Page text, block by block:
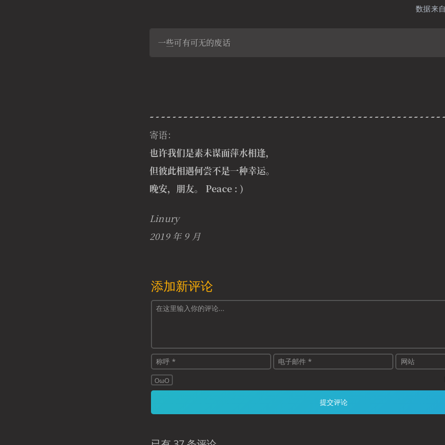
数据来自
一些可有可无的废话
寄语：
也许我们是素未谋面萍水相逢，
但彼此相遇何尝不是一种幸运。
晚安，朋友。 Peace : )
Linury
2019 年 9 月
添加新评论
OωO